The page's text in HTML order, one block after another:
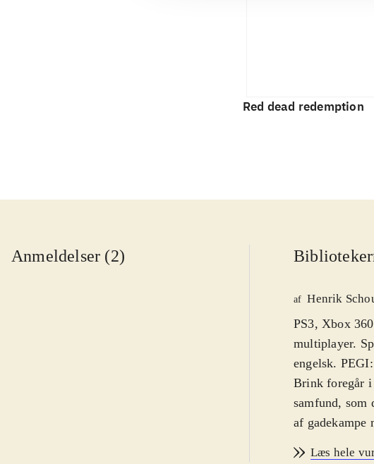
Red dead redemption
Anmeldelser (2)
af Henrik
PS3, Xbox
multiplayer.
engelsk.
Brink foregår i
samfund, som
af gadekampe
Læs hele